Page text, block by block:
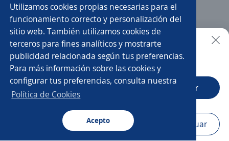
Utilizamos cookies propias necesarias para el
funcionamiento correcto y personalización del
sitio web. También utilizamos cookies de
terceros para fines analíticos y mostrarte
publicidad relacionada según tus preferencias.
Para más información sobre las cookies y
configurar tus preferencias, consulta nuestra
Política de Cookies
Acepto
Auxiliar Auxiliar mantenimiento industrial
Ayudante de limpieza Auxiliar en obra
Operario/a de producción Auxiliar de cobranza
Auxiliar de auditoría
Auxiliar de almacén hospitalario
Buscar es más fácil en la app
CT App Abrir
Navegador Continuar